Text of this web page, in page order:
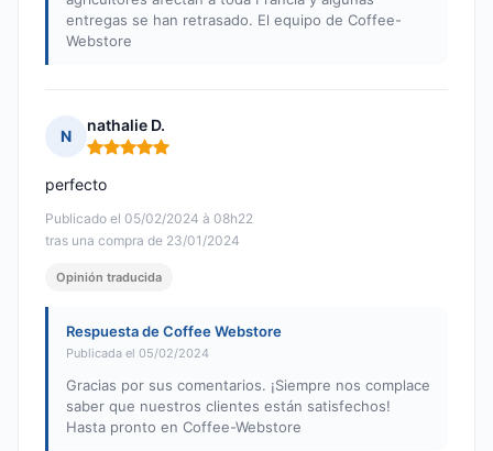
entregas se han retrasado. El equipo de Coffee-
Webstore
N
nathalie D.
Nota: 5 de 5
Publicado el 05/02/2024 à 08h22
tras una compra de 23/01/2024
perfecto
Opinión traducida
Respuesta de Coffee Webstore
Publicada el 05/02/2024
Gracias por sus comentarios. ¡Siempre nos complace
saber que nuestros clientes están satisfechos!
Hasta pronto en Coffee-Webstore